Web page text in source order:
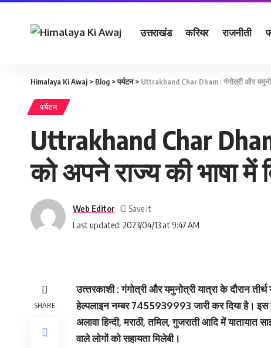
उत्तराखंड करियर राजनीती
Himalaya Ki Awaj > Blog >पर्यटन> Uttrakhand Char Dham : गंगोत्री और
पर्यटन
Uttrakhand Char Dham
को अपनेे राज्‍य की भाषा में
Last updated: 2023/04/13 at 9:47 AM
Web Editor
SHARE
उत्‍तरकाशी : गंगोत्री और यमुनोत्री यात्रा के दौरान
हेल्पलाइन नम्बर 7455939993 जारी कर दिया है।
अलावा हिन्दी, मराठी, तमिल, गुजराती आदि में यातायात
वाले लोगों को सहायता मिलेबी।